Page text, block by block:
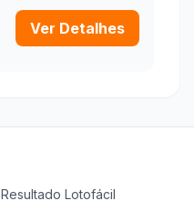
Ver Detalhes
Resultado Lotofácil